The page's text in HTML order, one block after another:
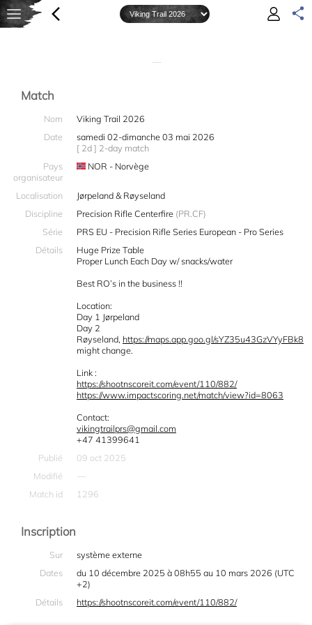
—
Match
Nom
Viking Trail 2026
Date
samedi 02-dimanche 03 mai 2026
[ 2d ] 2-day match
Pays
organisateur
NOR - Norvège
Localisation
Jørpeland & Røyseland
Discipline
Precision Rifle Centerfire (PR.CF)
Série
PRS EU - Precision Rifle Series European - Pro Series
Détails
Huge Prize Table
Proper Lunch Each Day w/ snacks/water
Best RO’s in the business !!
Location:
Day 1 Jørpeland
Day 2
Røyseland, https://maps.app.goo.gl/sYZ35u43GzVYyFBk8
might change.
Link :
https://shootnscoreit.com/event/110/882/
https://www.impactscoring.net/match/view?id=8063
Contact:
vikingtrailprs@gmail.com
+47 41399641
Publié
09 oct 2025
Modifié
—
Match id
1296
Inscription
Sur
système externe
Dates
du 10 décembre 2025 à 08h55 au 10 mars 2026 (UTC
+2)
Détails
https://shootnscoreit.com/event/110/882/